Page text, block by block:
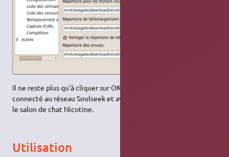
Il ne reste plus qu'à cliquer sur OK. Vous devez maintenant être
connecté au réseau Soulseek et avoir rejoint automatiquement
le salon de chat Nicotine.
Utilisation